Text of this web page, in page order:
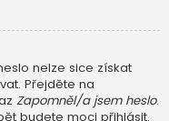
nelze sice získat
Přejděte na
Zapomněl/a jsem heslo.
budete moci přihlásit.